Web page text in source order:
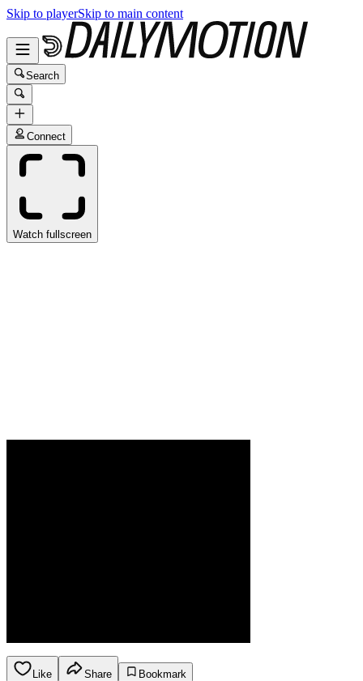
Skip to playerSkip to main content
Search
Connect
Watch fullscreen
Like Share
Bookmark